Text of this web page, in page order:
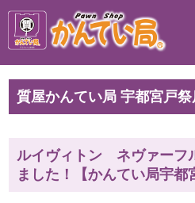
質屋かんてい局 宇都宮戸
ルイヴィトン ネヴァーフ
ました！【かんてい局宇都